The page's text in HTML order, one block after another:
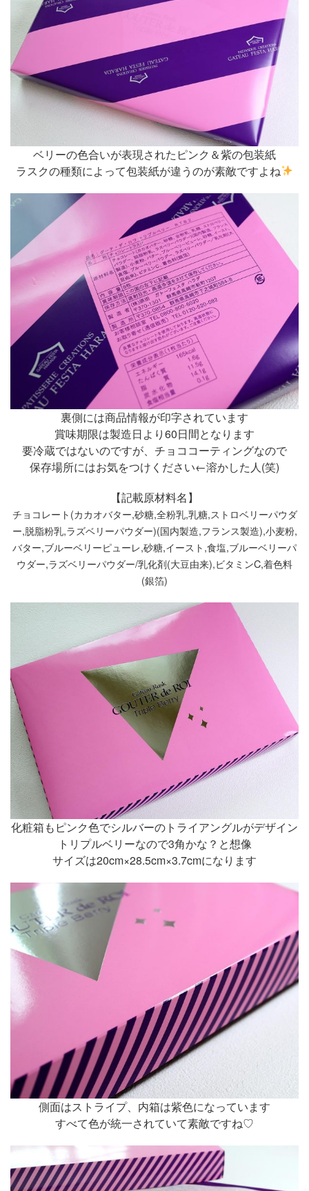
ベリーの色合いが表現されたピンク＆紫の包装紙
ラスクの種類によって包装紙が違うのが素敵ですよね
裏側には商品情報が印字されています
賞味期限は製造日より60日間となります
要冷蔵ではないのですが、チョココーティングなので
保存場所にはお気をつけください←溶かした人(笑)
【記載原材料名】
チョコレート(カカオバター,砂糖,全粉乳,乳糖,ストロベリーパウダ
ー,脱脂粉乳,ラズベリーパウダー)(国内製造,フランス製造),小麦粉,
バター,ブルーベリーピューレ,砂糖,イースト,食塩,ブルーベリーパ
ウダー,ラズベリーパウダー/乳化剤(大豆由来),ビタミンC,着色料
(銀箔)
化粧箱もピンク色でシルバーのトライアングルがデザイン
トリプルベリーなので3角かな？と想像
サイズは20cm×28.5cm×3.7cmになります
側面はストライプ、内箱は紫色になっています
すべて色が統一されていて素敵ですね♡